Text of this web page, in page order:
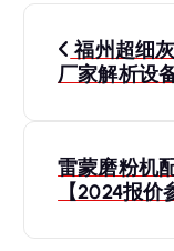
文
章
航
福州超细
厂家解析设
雷蒙磨粉机
【2024报价